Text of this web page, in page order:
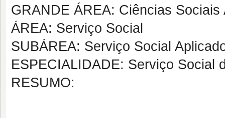
GRANDE ÁREA: Ciências Sociais
ÁREA: Serviço Social
SUBÁREA: Serviço Social
ESPECIALIDADE: Serviço Social
RESUMO: